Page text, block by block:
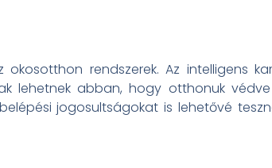
rendszerek. Az intelligens
lehetnek abban, hogy otthonuk
jogosultságokat is lehetővé